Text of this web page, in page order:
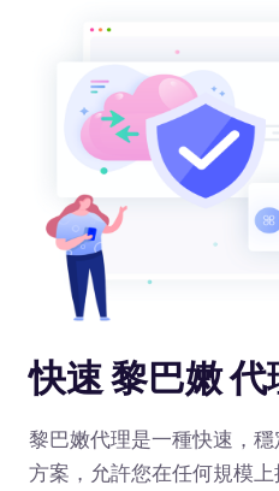
快速 黎巴嫩
黎巴嫩代理是一種快速，
方案，允許您在任何規模上